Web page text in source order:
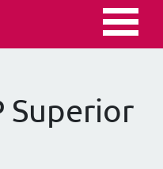
Superior